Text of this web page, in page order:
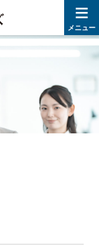
≡
メニュー
株